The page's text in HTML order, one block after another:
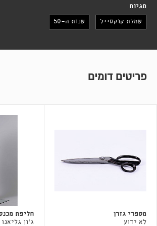
תגיות
שמלת קוקטייל שנות ה-50
פריטים דומים
מספרי גזרן
לא ידוע
חליפת
ג'ון גליאנו